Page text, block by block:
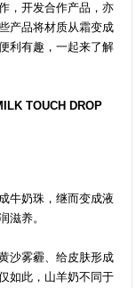
，开发合作产品，亦
产品将材质从霜变成
利有趣，一起来了解
TOUCH DROP
牛奶珠，继而变成液
滋养。
沙雾霾、给皮肤形成
如此，山羊奶不同于